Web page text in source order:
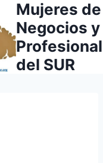
Mujeres de
Negocios y
del SUR